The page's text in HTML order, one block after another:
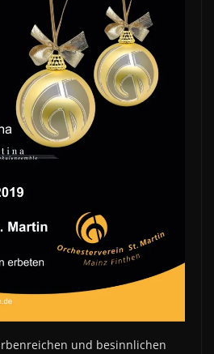
und besinnlichen